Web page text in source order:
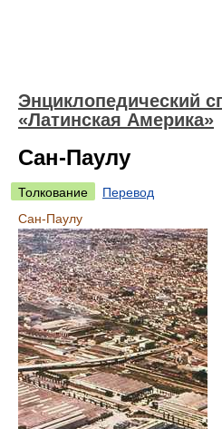
Энциклопедический
«Латинская Америка»
Сан-Паулу
Толкование
Перевод
Сан-Паулу